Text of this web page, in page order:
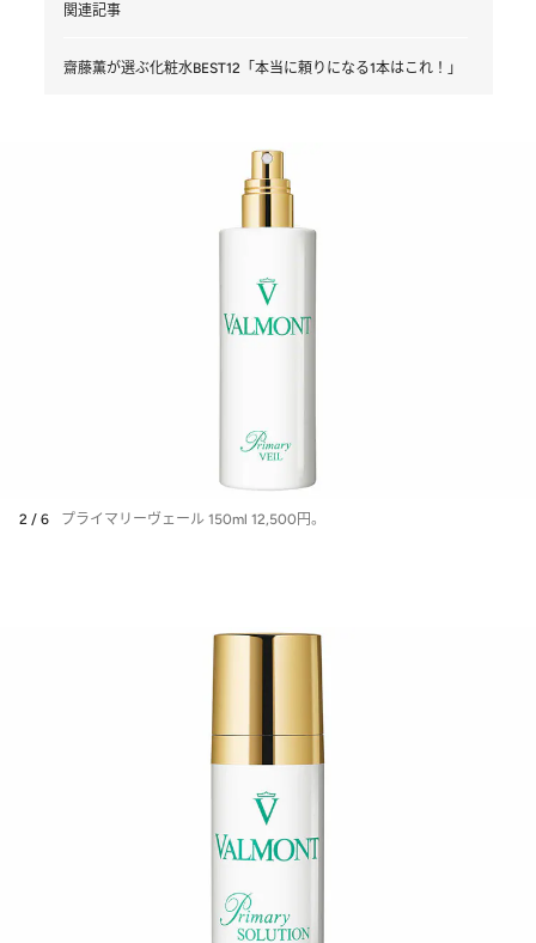
関連記事
齋藤薫が選ぶ化粧水BEST12「本当に頼りになる1本はこれ！」
2 / 6 プライマリーヴェール 150ml 12,500円。